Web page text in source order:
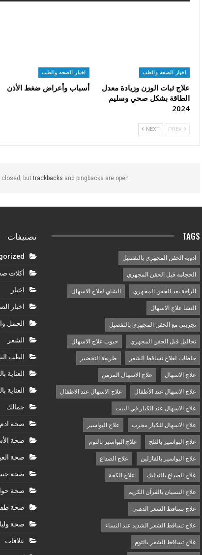
اخبار الصحة والطب
علاج ثبات الوزن وزيادة معدل
الطاقة بشكل صحي وسليم
2024
اخبار الصحة والطب
أسباب وأعراض ضغط الأذن
NEXT
closed, buttrackbacks and pingbacks are open.
TAGS
ادوية الحقن المجهرى بالتفصيل
الحجامه قبل الحقن المجهري
الراحة بعد الحقن المجهري الشاي لعلاج الاسهال
النشا علاج الاسهال
تجربتي مع الحقن المجهري بالتفصيل
تحاليل قبل الحقن المجهري حبوب علاج الاسهال
خلطات لعلاج تساقط الشعر طريقة التحضير
علاج الاسهال علاج الاسهال المزمن
علاج الاسهال عند الأطفال علاج الاسهال عند الاطفال
علاج الاسهال عند الكبار في البيت
علاج الاسهال للكبار مجرب علاج البواسير
علاج البواسير بالثلج علاج البواسير بالثوم
علاج البواسير بالفازلين علاج الصداع
علاج الصداع بالتدليك علاج الكحة
علاج النسيان بالقرآن الكريم
علاج تساقط الشعر الدهني
علاج تساقط الشعر الشديد عند النساء
علاج تساقط الشعر بالثوم
تصنيفات
أكلات
اخبار
اخبار
الحمل
الشعر
الطب
العناية
العناية
جمالك
صحة ادم
صحة
صحة
صحة
صحة
صحة
صحة
علاقات